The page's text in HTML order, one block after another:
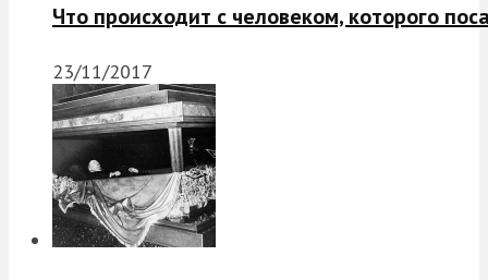
Что происходит с человеком, которого
23/11/2017